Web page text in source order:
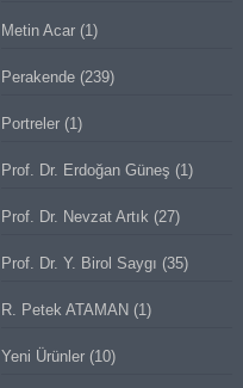
Metin Acar (1)
Perakende (239)
Portreler (1)
Prof. Dr. Erdoğan Güneş (1)
Prof. Dr. Nevzat Artık (27)
Prof. Dr. Y. Birol Saygı (35)
R. Petek ATAMAN (1)
Yeni Ürünler (10)